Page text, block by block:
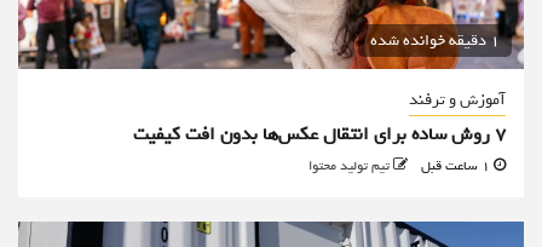
1 دقیقه خوانده شده
آموزش و ترفند
۷ روش ساده برای انتقال عکس‌ها بدون افت کیفیت
تیم تولید محتوا